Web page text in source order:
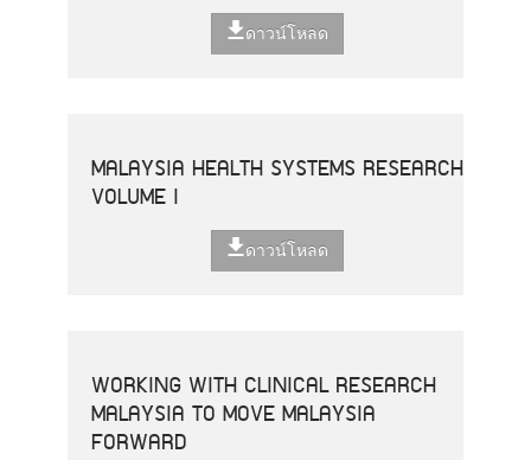
ดาวน์โหลด
MALAYSIA HEALTH SYSTEMS RESEARCH
VOLUME I
ดาวน์โหลด
WORKING WITH CLINICAL RESEARCH
MALAYSIA TO MOVE MALAYSIA
FORWARD